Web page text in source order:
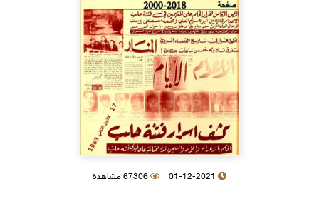
01-12-2021 67306 مشاهدة